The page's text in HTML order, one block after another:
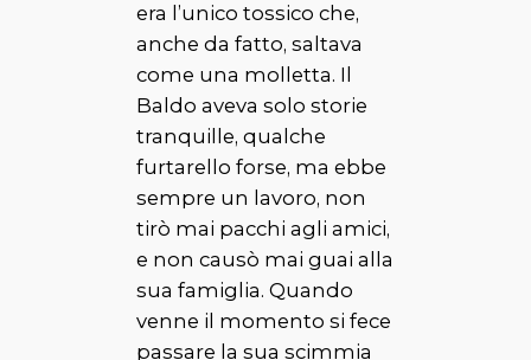
era l’unico tossico che,
anche da fatto, saltava
come una molletta. Il
Baldo aveva solo storie
tranquille, qualche
furtarello forse, ma ebbe
sempre un lavoro, non
tirò mai pacchi agli amici,
e non causò mai guai alla
sua famiglia. Quando
venne il momento si fece
passare la suascimmia